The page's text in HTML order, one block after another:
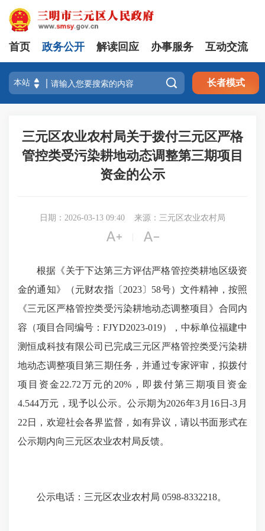
首页 政务公开 解读回应 办事服务 互动交流
 长者模式
三元区农业农村局关于拨付三元区严格
管控类受污染耕地动态调整第三期项目
资金的公示
日期：2026-03-13 09:40 来源：三元区农业农村局
 
根据《关于下达第三方评估严格管控类耕地区级资
金的通知》（元财农指〔2023〕58号）文件精神，按照
《三元区严格管控类受污染耕地动态调整项目》合同内
容（项目合同编号：FJYD2023-019），中标单位福建中
测恒成科技有限公司已完成三元区严格管控类受污染耕
地动态调整项目第三期任务，并通过专家评审，拟拨付
项目资金22.72万元的20%，即拨付第三期项目资金
4.544万元，现予以公示。公示期为2026年3月16日-3月
22日，欢迎社会各界监督，如有异议，请以书面形式在
公示期内向三元区农业农村局反馈。
公示电话：三元区农业农村局 0598-8332218。